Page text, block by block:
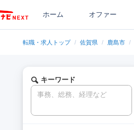
ホーム オファー
転職・求人トップ / 佐賀県 / 鹿島市 /
キーワード